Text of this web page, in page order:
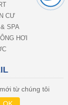
CƯ
SPA
HƠI
từ chúng tôi